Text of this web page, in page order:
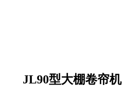
JL90型大棚卷帘机